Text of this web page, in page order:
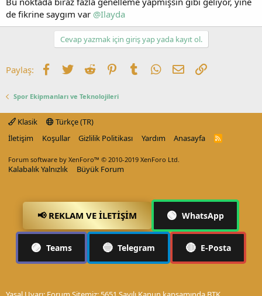
de fikrine saygım var @Ilayda
Cevap yazmak için giriş yap yada kayıt ol.
Paylaş: Facebook
TwitterReddit PinterestTumblrWhatsApp
E-postaLink
Spor Ekipmanları ve Teknolojileri
Klasik
Türkçe (TR)
İletişim
Koşullar Gizlilik Politikası Yardım Anasayfa
R
Forum software by XenForo™ © 2010-2019 XenForo Ltd.
Kalabalık Yalnızlık Büyük Forum
📢 REKLAM VE İLETIŞIM 🟢 WhatsApp
🟣 Teams 🔵 Telegram 🔴 E-Posta